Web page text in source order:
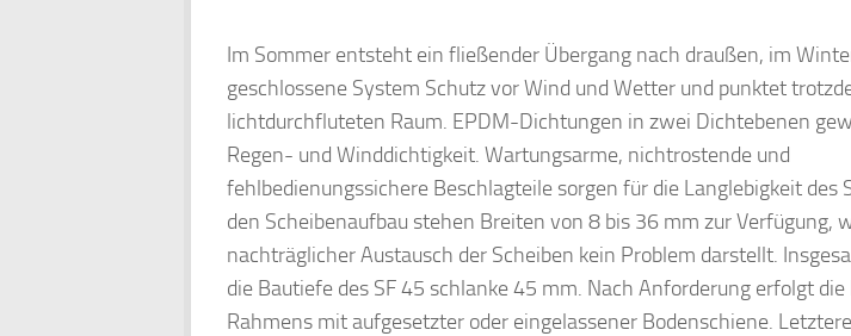
Im Sommer entsteht ein fließender Übergang nach draußen, im
geschlossene System Schutz vor Wind und Wetter und punktet
lichtdurchfluteten Raum. EPDM-Dichtungen in zwei Dichtebenen
Regen- und Winddichtigkeit. Wartungsarme, nichtrostende und
fehlbedienungssichere Beschlagteile sorgen für die Langlebigkeit des
den Scheibenaufbau stehen Breiten von 8 bis 36 mm zur Verfügung,
nachträglicher Austausch der Scheiben kein Problem darstellt.
die Bautiefe des SF 45 schlanke 45 mm. Nach Anforderung erfolgt
Rahmens mit aufgesetzter oder eingelassener Bodenschiene.